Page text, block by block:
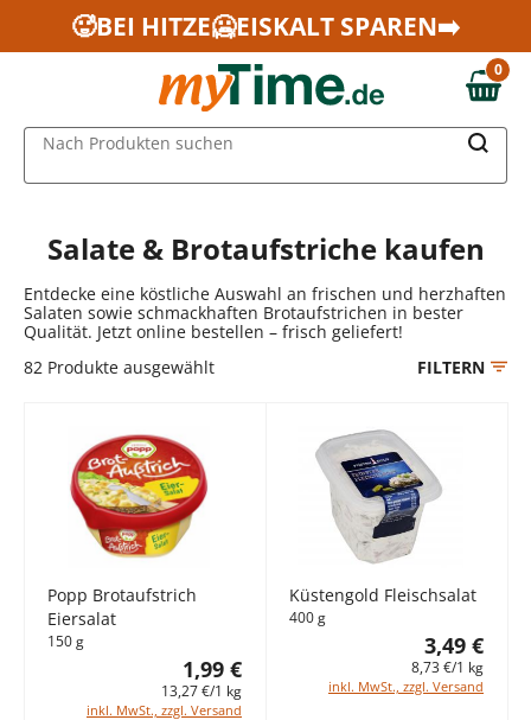
Zum Hauptinhalt springen
Zur Navigation springen
Zur Suche springen
🥵BEI HITZE🥶EISKALT SPAREN➡️
0,00 €
0
Nach Produkten suchen
Salate & Brotaufstriche kaufen
Entdecke eine köstliche Auswahl an frischen und herzhaften
Salaten sowie schmackhaften Brotaufstrichen in bester
Qualität. Jetzt online bestellen – frisch geliefert!
82 Produkte ausgewählt FILTERN
Popp Brotaufstrich
Eiersalat
150 g
1,99 €
13,27 €/1 kg
inkl. MwSt., zzgl. Versand
Küstengold Fleischsalat
400 g
3,49 €
8,73 €/1 kg
inkl. MwSt., zzgl. Versand